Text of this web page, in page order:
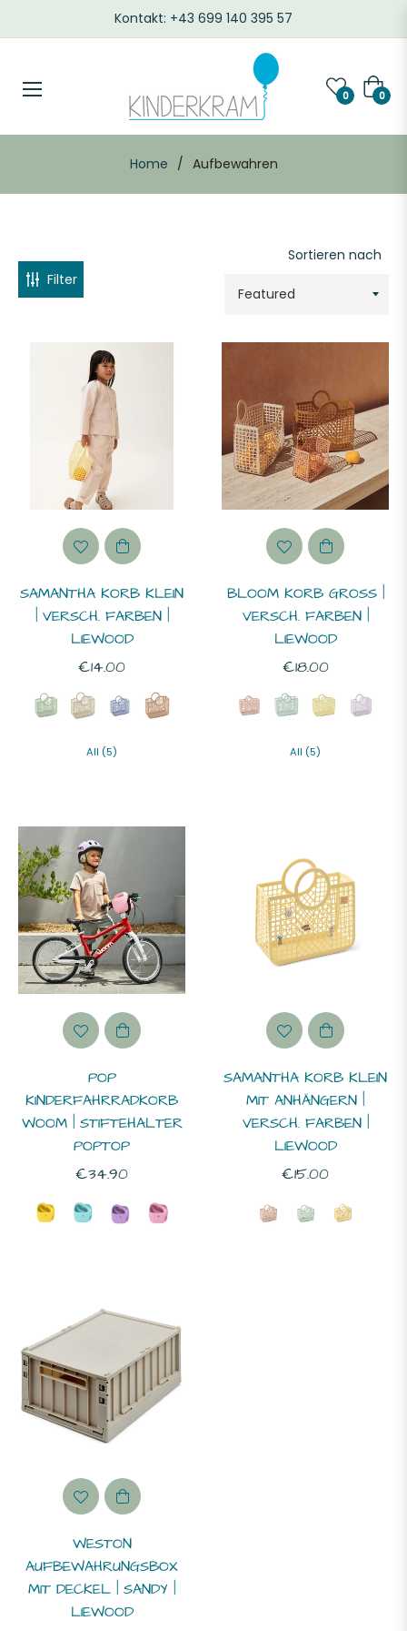
Kontakt: +43 699 140 395 57
0 0
Home / Aufbewahren
Filter
Sortieren nach
SAMANTHA KORB KLEIN
| VERSCH. FARBEN |
LIEWOOD
Normaler
Preis
€14.00
All (5)
BLOOM KORB GROSS | V
ERSCH. FARBEN | L
IEWOOD
Normaler
Preis
€18.00
All (5)
POP
KINDERFAHRRADKORB
WOOM | STIFTEHALTER
POPTOP
Normaler
Preis
€34.90
SAMANTHA KORB KLEIN
MIT ANHÄNGERN |
VERSCH. FARBEN |
LIEWOOD
Normaler
Preis
€15.00
WESTON
AUFBEWAHRUNGSBOX
MIT DECKEL | SANDY |
LIEWOOD